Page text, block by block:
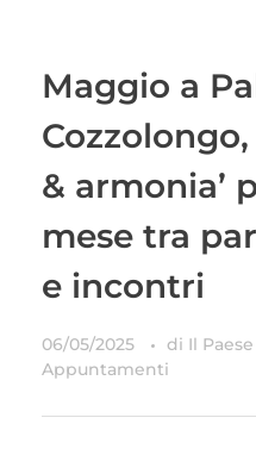
Maggio a
& armonia’
mese tra
e incontri
06/05/2025 di Il Paese
Appuntamenti